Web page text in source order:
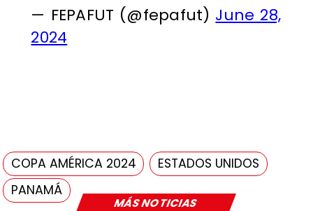
MÁS NOTICIAS
— FEPAFUT (@fepafut) June 28,
2024
COPA AMÉRICA 2024
ESTADOS UNIDOS
PANAMÁ